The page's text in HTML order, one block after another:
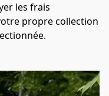
les frais
propre collection